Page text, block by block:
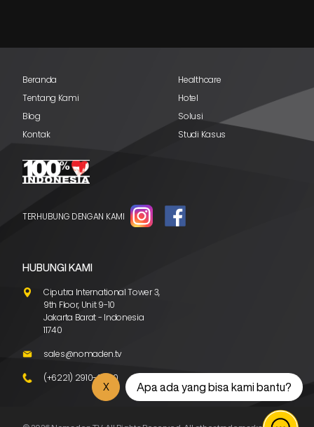
Beranda
Tentang Kami
Blog
Kontak
Healthcare
Hotel
Solusi
Studi Kasus
TERHUBUNG DENGAN KAMI
HUBUNGI KAMI
Ciputra International Tower 3,
9th Floor, Unit 9-10
Jakarta Barat - Indonesia
11740
sales@nomaden.tv
(+6221) 2910-6600
X Apa ada yang bisa kami bantu?